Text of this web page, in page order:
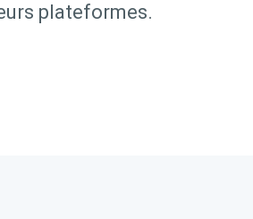
plateformes.